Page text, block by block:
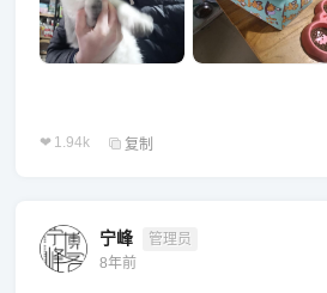
1.94k 复制
宁峰
管理员
8年前